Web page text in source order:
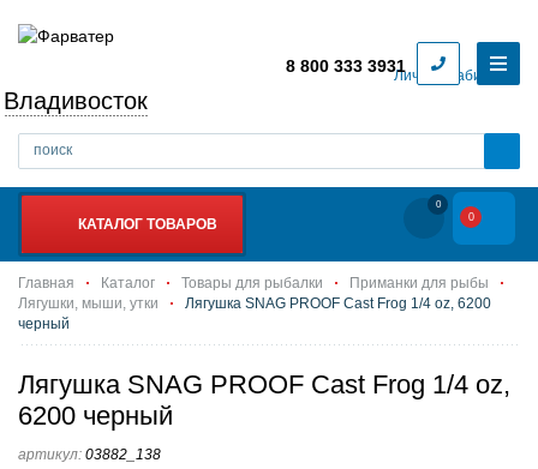
Личный кабинет
Владивосток
8 800 333 3931
КАТАЛОГ ТОВАРОВ
0
0
Главная Каталог Товары для рыбалки
Приманки для рыбы
Лягушки, мыши, утки
Лягушка SNAG PROOF Cast Frog 1/4 oz, 6200
черный
Лягушка SNAG PROOF Cast Frog 1/4 oz,
6200 черный
артикул: 03882_138